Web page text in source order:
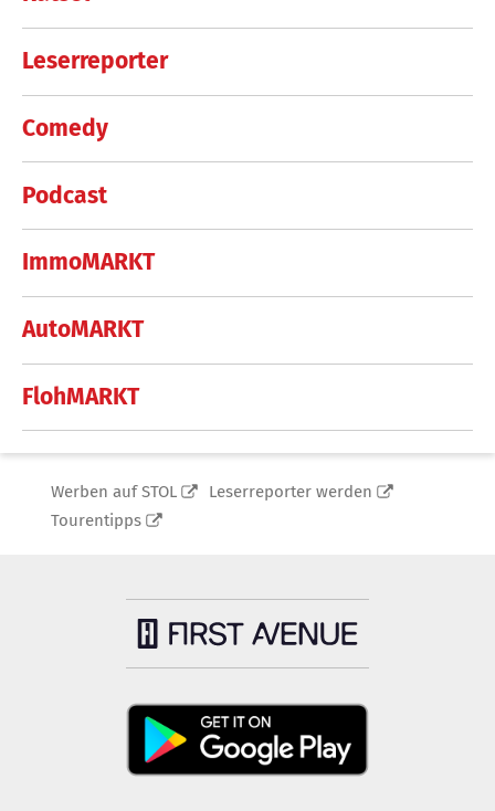
Leserreporter
Comedy
Podcast
ImmoMARKT
AutoMARKT
FlohMARKT
Werben auf STOL
Leserreporter werden
Tourentipps